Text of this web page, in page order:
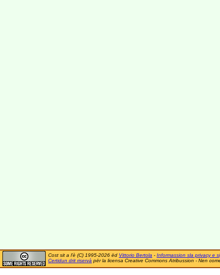
Cost sit a l'è (C) 1995-2026 ëd Vittorio Bertola - Informassion sla privacy e
Certidun drit riservà për la licensa Creative Commons Atribussion - Nen